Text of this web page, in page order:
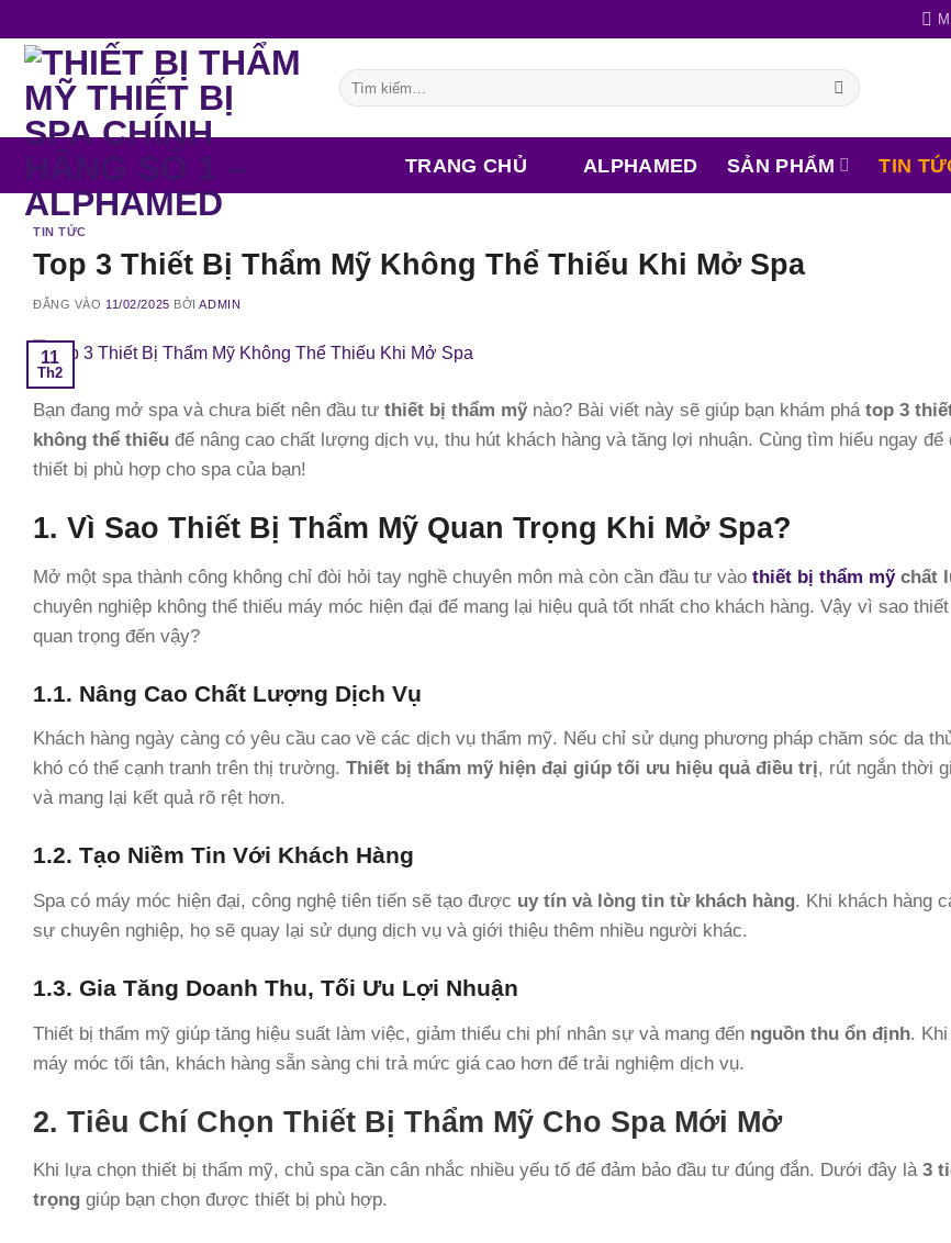
qua
dung
Tìm
kiếm:
TRANG CHỦ ALPHAMED SẢN PHẨM TIN
TIN TỨC
Top 3 Thiết Bị Thẩm Mỹ Không Thể Thiếu Khi Mở Spa
ĐĂNG VÀO 11/02/2025 BỞIADMIN
11
Th2
Bạn đang mở spa và chưa biết nên đầu tư thiết bị thẩm mỹnào? Bài viết này sẽ giúp bạn khám phá top 3
không thể thiếu để nâng cao chất lượng dịch vụ, thu hút khách hàng và tăng lợi nhuận. Cùng tìm hiểu ngay để
thiết bị phù hợp cho spa của bạn!
1. Vì Sao Thiết Bị Thẩm Mỹ Quan Trọng Khi Mở Spa?
Mở một spa thành công không chỉ đòi hỏi tay nghề chuyên môn mà còn cần đầu tư vào thiết bị thẩm mỹchất
chuyên nghiệp không thể thiếu máy móc hiện đại để mang lại hiệu quả tốt nhất cho khách hàng. Vậy vì sao
quan trọng đến vậy?
1.1. Nâng Cao Chất Lượng Dịch Vụ
Khách hàng ngày càng có yêu cầu cao về các dịch vụ thẩm mỹ. Nếu chỉ sử dụng phương pháp chăm sóc da
khó có thể cạnh tranh trên thị trường. Thiết bị thẩm mỹ hiện đại giúp tối ưu hiệu quả điều trị, rút ngắn thời
và mang lại kết quả rõ rệt hơn.
1.2. Tạo Niềm Tin Với Khách Hàng
Spa có máy móc hiện đại, công nghệ tiên tiến sẽ tạo được uy tín và lòng tin từ khách hàng. Khi khách hàng
sự chuyên nghiệp, họ sẽ quay lại sử dụng dịch vụ và giới thiệu thêm nhiều người khác.
1.3. Gia Tăng Doanh Thu, Tối Ưu Lợi Nhuận
Thiết bị thẩm mỹ giúp tăng hiệu suất làm việc, giảm thiểu chi phí nhân sự và mang đến nguồn thu ổn định.
máy móc tối tân, khách hàng sẵn sàng chi trả mức giá cao hơn để trải nghiệm dịch vụ.
2. Tiêu Chí Chọn Thiết Bị Thẩm Mỹ Cho Spa Mới Mở
Khi lựa chọn thiết bị thẩm mỹ, chủ spa cần cân nhắc nhiều yếu tố để đảm bảo đầu tư đúng đắn. Dưới đây là 3
trọng giúp bạn chọn được thiết bị phù hợp.